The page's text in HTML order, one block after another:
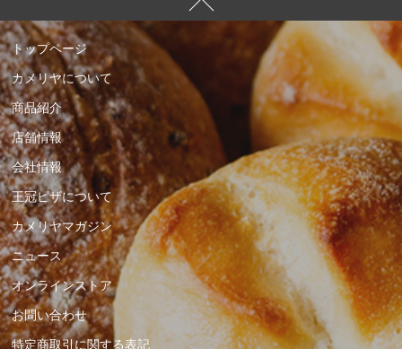
トップページ
カメリヤについて
商品紹介
店舗情報
会社情報
王冠ピザについて
カメリヤマガジン
ニュース
オンラインストア
お問い合わせ
特定商取引に関する表記